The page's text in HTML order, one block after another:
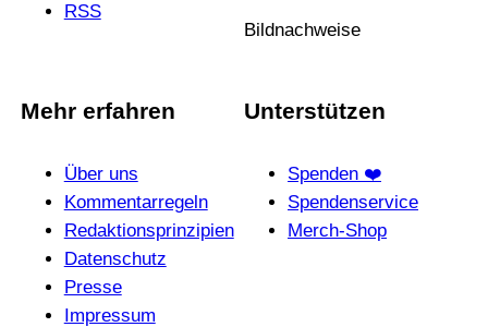
RSS
Bildnachweise
Mehr erfahren
Über uns
Kommentarregeln
Redak­ti­ons­prin­zi­pien
Daten­schutz
Presse
Impressum
Unterstützen
Spenden ❤️
Spendenservice
Merch-Shop